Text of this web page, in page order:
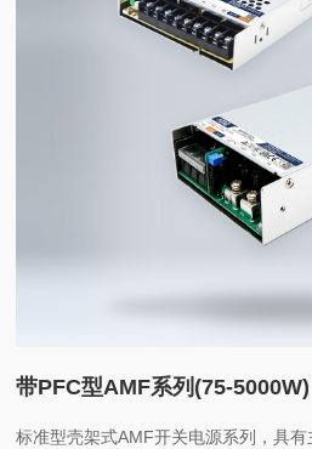
带PFC型AMF系列(75-5000W)
标准型壳架式AMF开关电源系列，具